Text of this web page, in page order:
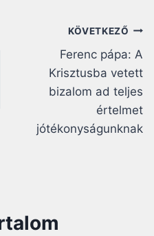
KÖVETKEZŐ
Ferenc pápa: A
Krisztusba vetett
bizalom ad teljes
értelmet
jótékonyságunknak